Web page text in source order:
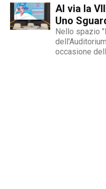
festival
delle
Al via la
Uno
Nello spazio
occasione